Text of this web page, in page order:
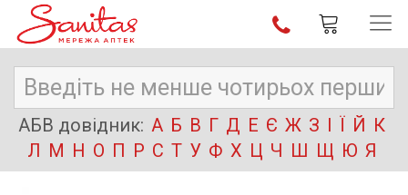
АБВ довідник: А Б В Г Д Е Є Ж З І Ї Й К
Л М Н О П Р С Т У Ф Х Ц Ч Ш Щ Ю Я